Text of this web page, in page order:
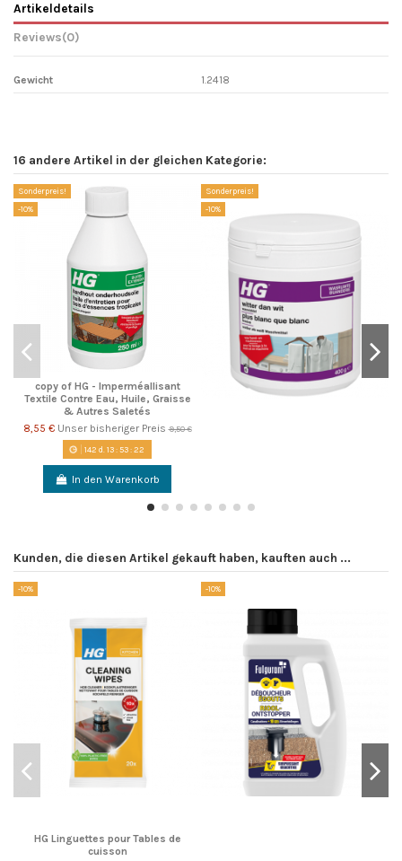
Artikeldetails
Reviews(0)
Gewicht 1.2418
16 andere Artikel in der gleichen Kategorie:
Sonderpreis!
-10%
copy of HG - ImperméaIlisant
Textile Contre Eau, Huile, Graisse
& Autres Saletés
8,55 € Unser bisheriger Preis9,50 €
142 d. 13:53:22
In den Warenkorb
Sonderpreis!
-10%
Kunden, die diesen Artikel gekauft haben, kauften auch ...
-10%
HG Linguettes pour Tables de
cuisson
-10%